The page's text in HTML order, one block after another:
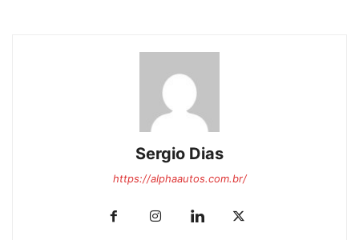
Sergio Dias
https://alphaautos.com.br/